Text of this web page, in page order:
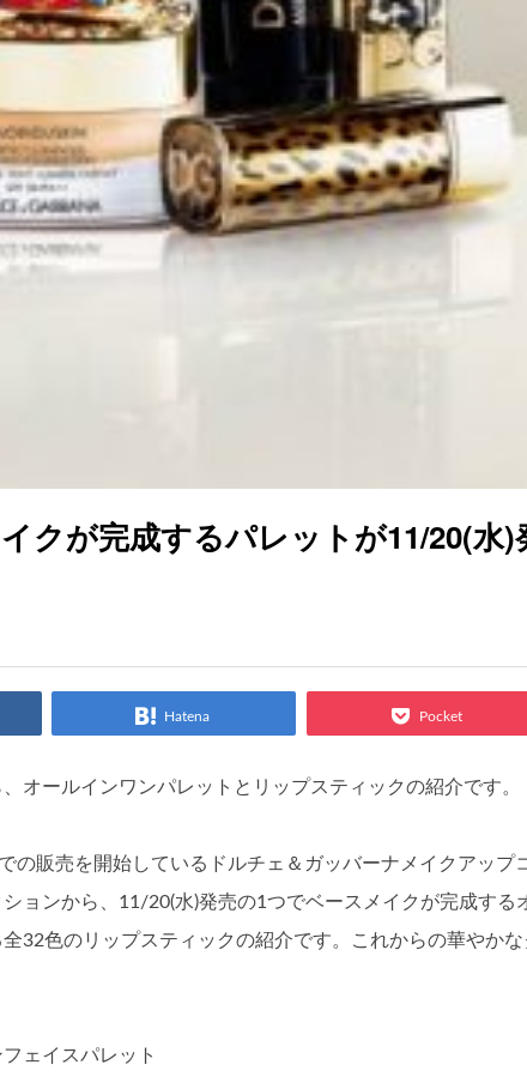
クが完成するパレットが11/20(水)
Hatena Pocket
オールインワンパレットとリップスティックの紹介です。
の販売を開始しているドルチェ＆ガッバーナメイクアップ
ョンから、11/20(水)発売の1つでベースメイクが完成する
32色のリップスティックの紹介です。これからの華やかな
ェイスパレット